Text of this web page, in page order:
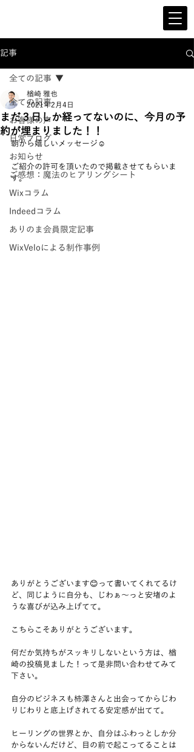
記事
全ての記事
お客様の声
日常ブログ
お知らせ
ご感想：魔法のヒアリングシート
Wixコラム
Indeedコラム
ありのま会員限定記事
WixVeloによる制作事例
全ての記事
まだ３日しか経ってないのに、今月の予
約が埋まりました！！
楢崎 雅也
2021年2月4日
朝から嬉しいメッセージ☺️
ご紹介の許可を頂いたので掲載させてもらいま
す。
ありがとうございます😊って書いてくれてるけ
ど、同じように自分も、じわぁ〜っと安堵のよ
うな喜びが込み上げてて。
こちらこそありがとうございます。
何だか気持ちがスッキリしないという方は、楢
崎の投稿見ました！って是非問い合わせてみて
下さい。
自分のビジネスも柿澤さんと出会ってからじわ
りじわりと底上げされてる安定感が出てて。
ヒーリングの世界とか、自分はふわっとしか分
からないんだけど、目の前で起こってることは